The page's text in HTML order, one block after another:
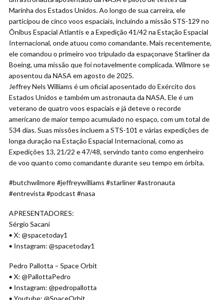
Marinha dos Estados Unidos. Ao longo de sua carreira, ele
participou de cinco voos espaciais, incluindo a missão STS-129 no
Ônibus Espacial Atlantis e a Expedição 41/42 na Estação Espacial
Internacional, onde atuou como comandante. Mais recentemente,
ele comandou o primeiro voo tripulado da espaçonave Starliner da
Boeing, uma missão que foi notavelmente complicada. Wilmore se
aposentou da NASA em agosto de 2025.
Jeffrey Nels Williams é um oficial aposentado do Exército dos
Estados Unidos e também um astronauta da NASA. Ele é um
veterano de quatro voos espaciais e já deteve o recorde
americano de maior tempo acumulado no espaço, com um total de
534 dias. Suas missões incluem a STS-101 e várias expedições de
longa duração na Estação Espacial Internacional, como as
Expedições 13, 21/22 e 47/48, servindo tanto como engenheiro
de voo quanto como comandante durante seu tempo em órbita.
#butchwilmore #jeffreywilliams #starliner #astronauta
#entrevista #podcast #nasa
APRESENTADORES:
Sérgio Sacani
• X: @spacetoday1
• Instagram: @spacetoday1
Pedro Pallotta – Space Orbit
• X: @PallottaPedro
• Instagram: @pedropallotta
• Youtube: @SpaceOrbit